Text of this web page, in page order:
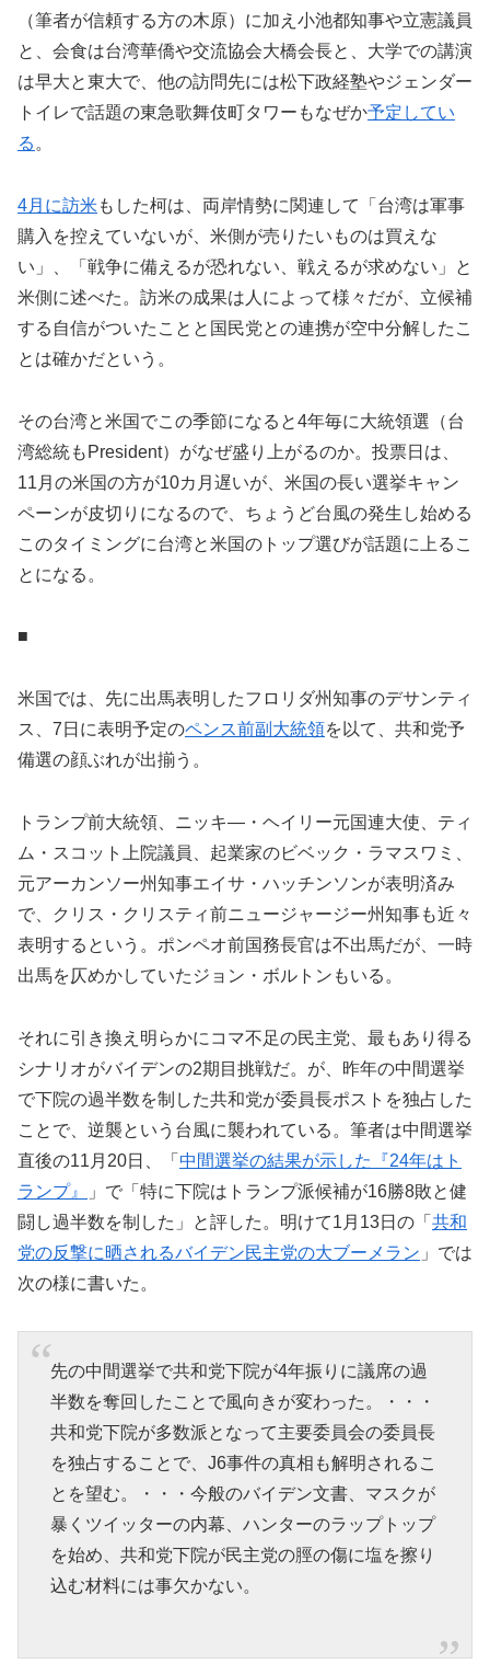
（筆者が信頼する方の木原）に加え小池都知事や立憲議員
と、会食は台湾華僑や交流協会大橋会長と、大学での講演
は早大と東大で、他の訪問先には松下政経塾やジェンダー
トイレで話題の東急歌舞伎町タワーもなぜか予定してい
る 。
4月に訪米もした柯は、両岸情勢に関連して「台湾は軍事
購入を控えていないが、米側が売りたいものは買えな
い」、「戦争に備えるが恐れない、戦えるが求めない」と
米側に述べた。訪米の成果は人によって様々だが、立候補
する自信がついたことと国民党との連携が空中分解したこ
とは確かだという。
その台湾と米国でこの季節になると4年毎に大統領選（台
湾総統もPresident）がなぜ盛り上がるのか。投票日は、
11月の米国の方が10カ月遅いが、米国の長い選挙キャン
ペーンが皮切りになるので、ちょうど台風の発生し始める
このタイミングに台湾と米国のトップ選びが話題に上るこ
とになる。
■
米国では、先に出馬表明したフロリダ州知事のデサンティ
ス、7日に表明予定のペンス前副大統領を以て、共和党予
備選の顔ぶれが出揃う。
トランプ前大統領、ニッキ―・ヘイリー元国連大使、ティ
ム・スコット上院議員、起業家のビベック・ラマスワミ、
元アーカンソー州知事エイサ・ハッチンソンが表明済み
で、クリス・クリスティ前ニュージャージー州知事も近々
表明するという。ポンペオ前国務長官は不出馬だが、一時
出馬を仄めかしていたジョン・ボルトンもいる。
それに引き換え明らかにコマ不足の民主党、最もあり得る
シナリオがバイデンの2期目挑戦だ。が、昨年の中間選挙
で下院の過半数を制した共和党が委員長ポストを独占した
ことで、逆襲という台風に襲われている。筆者は中間選挙
直後の11月20日、「 中間選挙の結果が示した『24年はト
ランプ』
」で「特に下院はトランプ派候補が16勝8敗と健
闘し過半数を制した」と評した。明けて1月13日の「 共和
党の反撃に晒されるバイデン民主党の大ブーメラン 」では
次の様に書いた。
先の中間選挙で共和党下院が4年振りに議席の過
半数を奪回したことで風向きが変わった。・・・
共和党下院が多数派となって主要委員会の委員長
を独占することで、J6事件の真相も解明されるこ
とを望む。・・・今般のバイデン文書、マスクが
暴くツイッターの内幕、ハンターのラップトップ
を始め、共和党下院が民主党の脛の傷に塩を擦り
込む材料には事欠かない。